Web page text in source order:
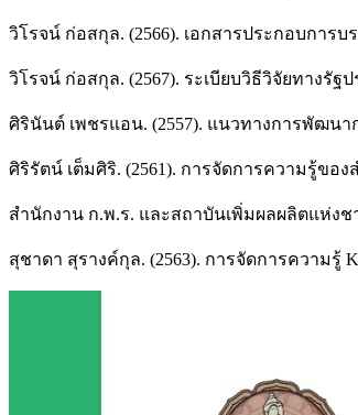
วิโรจน์ ก่อสกุล. (2566). เอกสารประกอบการบ
วิโรจน์ ก่อสกุล. (2567). ระเบียบวิธีวิจัยทาง
ศิรินันต์ เพชรแอน. (2557). แนวทางการพัฒน
ศิริรัตน์ เต็มศิริ. (2561). การจัดการความรู้ข
สำนักงาน ก.พ.ร. และสถาบันเพิ่มผลผลิตแห่ง
สุชาดา สุรางค์กุล. (2563). การจัดการความรู้